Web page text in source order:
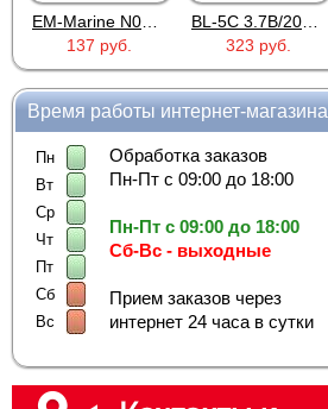
137 руб.
323 руб.
Время работы интернет-магазина
Пн
Вт
Ср
Чт
Пт
Сб
Вс
Обработка заказов
Пн-Пт с 09:00 до 18:00
Пн-Пт с 09:00 до 18:00
Сб-Вс - выходные
Прием заказов через
интернет 24 часа в сутки